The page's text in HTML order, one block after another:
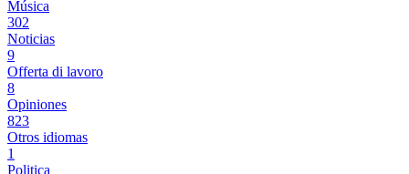
Música
302
Noticias
9
Offerta di lavoro
8
Opiniones
823
Otros idiomas
1
Politica